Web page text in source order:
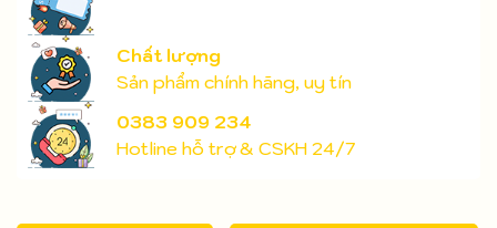
Chất lượng
Sản phẩm chính hãng, uy tín
0383 909 234
Hotline hỗ trợ & CSKH 24/7